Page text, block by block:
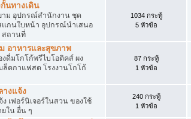
นทางเดิน
าม อุปกรณ์สำนักงาน ชุด
แกนใบหน้า อุปกรณ์นำเสนอ
สถานที่
1034 กระทู้
5 หัวข้อ
อาหารและสุขภาพ
ดื่มโกโก้พรีไบโอติคส์ ผง
ล็ดกาแฟสด โรงงานโกโก้
87 กระทู้
1 หัวข้อ
างแจ้ง
ง เฟอร์นิเจอร์ในสวน ของใช้
ใน อื่น ๆ
240 กระทู้
1 หัวข้อ